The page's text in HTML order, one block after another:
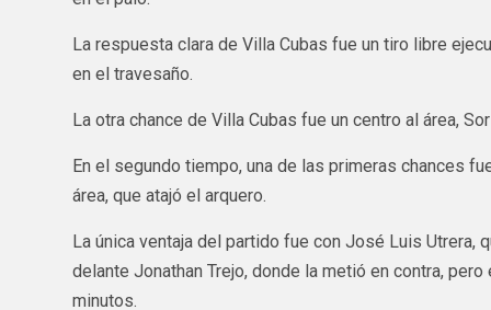
La respuesta clara de Villa Cubas fue un tiro libre
en el travesaño.
La otra chance de Villa Cubas fue un centro al área,
En el segundo tiempo, una de las primeras chances
área, que atajó el arquero.
La única ventaja del partido fue con José Luis Utrera,
delante Jonathan Trejo, donde la metió en contra,
minutos.